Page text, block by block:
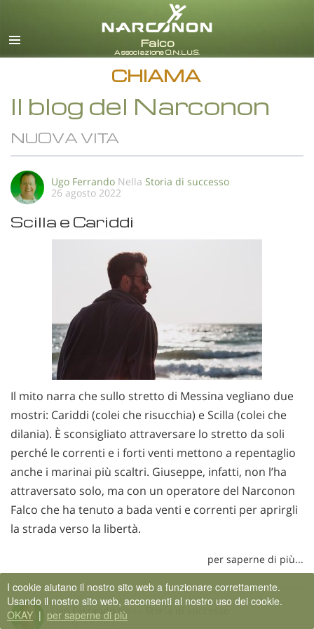
italiano
CHIAMA
Il blog del Narconon
NUOVA VITA
Ugo Ferrando Nella Storia di successo
26 agosto 2022
Scilla e Cariddi
Il mito narra che sullo stretto di Messina vegliano due
mostri: Cariddi (colei che risucchia) e Scilla (colei che
dilania). È sconsigliato attraversare lo stretto da soli
perché le correnti e i forti venti mettono a repentaglio
anche i marinai più scaltri. Giuseppe, infatti, non l’ha
attraversato solo, ma con un operatore del Narconon
Falco che ha tenuto a bada venti e correnti per aprirgli
la strada verso la libertà.
per saperne di più...
Ugo FerrandoNella
1 giugno 2022
I cookie aiutano il nostro sito web a funzionare correttamente.
Usando il nostro sito web, acconsenti al nostro uso dei cookie.
OKAY | per saperne di più